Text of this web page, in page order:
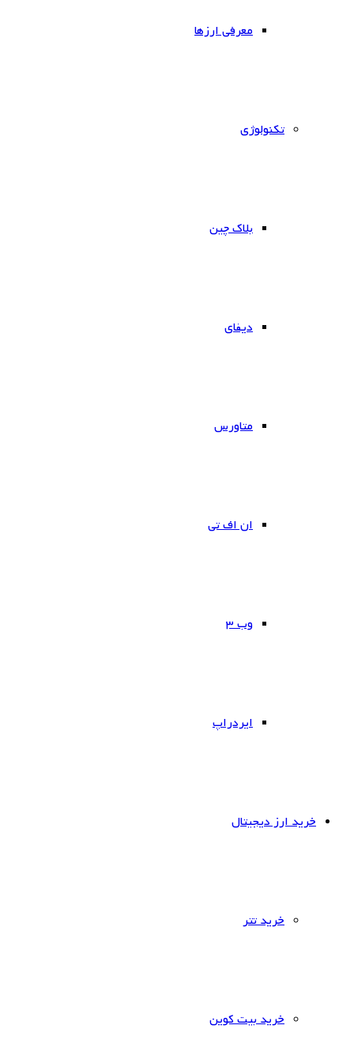
معرفی ارزها
‌تکنولوژی
بلاک چین
دیفای
متاورس
ان اف تی
وب ۳
ایردراپ
خرید ارز دیجیتال
خرید تتر
خرید بیت کوین